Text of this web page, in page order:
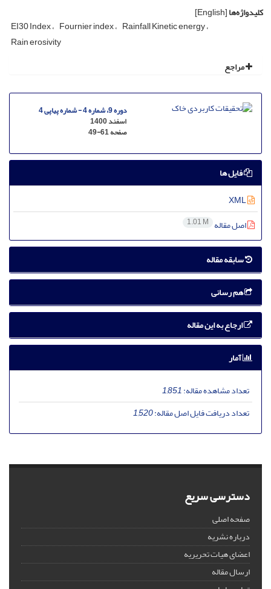
کلیدواژه‌ها[English]
EI30 Index Fournier index Rainfall Kinetic energy
Rain erosivity
مراجع
دوره 9، شماره 4 - شماره پیاپی 4
اسفند 1400
صفحه49-61
فایل ها
اصل مقاله 1.01 M
سابقه مقاله
هم رسانی
ارجاع به این مقاله
آمار
تعداد مشاهده مقاله:1,851
تعداد دریافت فایل اصل مقاله:1,520
دسترسی سریع
صفحه اصلی
درباره نشریه
اعضای هیات تحریریه
ارسال مقاله